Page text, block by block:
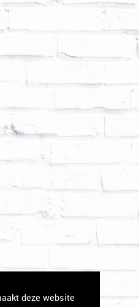
deze website